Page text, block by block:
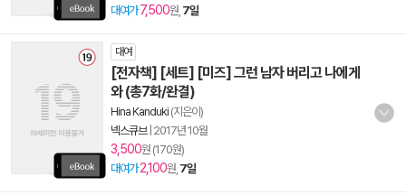
대여가 7,500원, 7일
대여
[전자책] [세트] [미즈] 그런 남자 버리고 나에게
와 (총7화/완결)
Hina Kanduki (지은이)
넥스큐브| 2017년 10월
3,500원 (170원)
대여가 2,100원, 7일